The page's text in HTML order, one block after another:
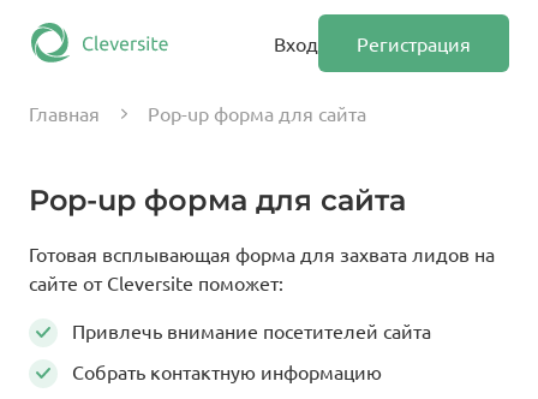
Вход Регистрация
Главная Pop-up форма для сайта
Pop-up форма для сайта
Готовая всплывающая форма для захвата лидов на
сайте от Cleversite поможет:
Привлечь внимание посетителей сайта
Собрать контактную информацию